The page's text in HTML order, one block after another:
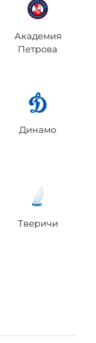
Академия
Петровa
Динамо
Тверичи